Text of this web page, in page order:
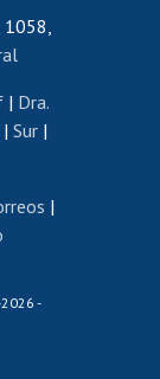
| Dra.
| Sur |
|
2026 -